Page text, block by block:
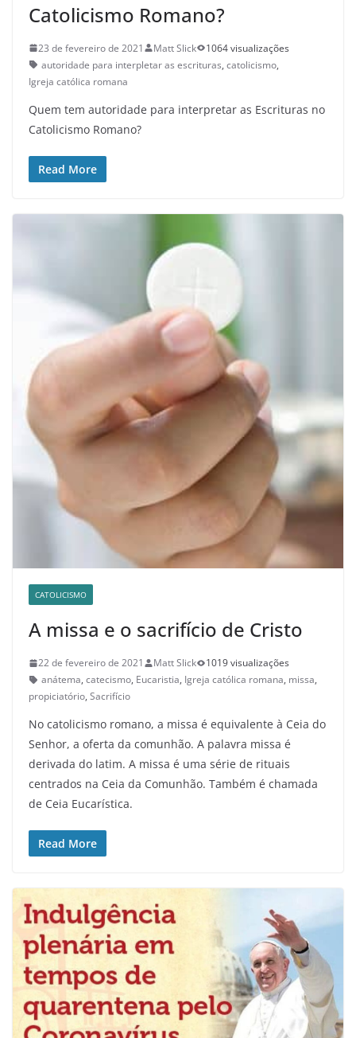
Catolicismo Romano?
23 de fevereiro de 2021 Matt Slick
1064 visualizações
autoridade para interpletar as escrituras, catolicismo,
Igreja católica romana
Quem tem autoridade para interpretar as Escrituras no
Catolicismo Romano?
Read More
CATOLICISMO
A missa e o sacrifício de Cristo
22 de fevereiro de 2021 Matt Slick
1019 visualizações
anátema, catecismo, Eucaristia, Igreja católica romana, missa,
propiciatório, Sacrifício
No catolicismo romano, a missa é equivalente à Ceia do
Senhor, a oferta da comunhão. A palavra missa é
derivada do latim. A missa é uma série de rituais
centrados na Ceia da Comunhão. Também é chamada
de Ceia Eucarística.
Read More